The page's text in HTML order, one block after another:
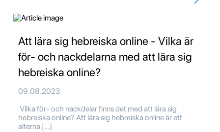
Att lära sig hebreiska online - Vilka är
för- och nackdelarna med att lära sig
hebreiska online?
09.08.2023
Vilka för- och nackdelar finns det med att lära sig
hebreiska online? Att lära sig hebreiska online är ett
alterna […]